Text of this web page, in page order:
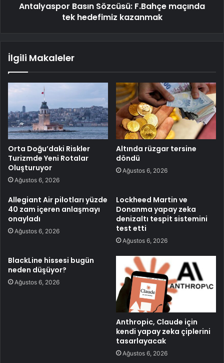
Antalyaspor Basın Sözcüsü: F.Bahçe maçında
tek hedefimiz kazanmak
İlgili Makaleler
Orta Doğu’daki Riskler
Turizmde Yeni Rotalar
Oluşturuyor
Ağustos 6, 2026
Altında rüzgar tersine
döndü
Ağustos 6, 2026
Allegiant Air pilotları yüzde
40 zam içeren anlaşmayı
onayladı
Ağustos 6, 2026
Lockheed Martin ve
Donanma yapay zeka
denizaltı tespit sistemini
test etti
Ağustos 6, 2026
BlackLine hissesi bugün
neden düşüyor?
Ağustos 6, 2026
Anthropic, Claude için
kendi yapay zeka çiplerini
tasarlayacak
Ağustos 6, 2026